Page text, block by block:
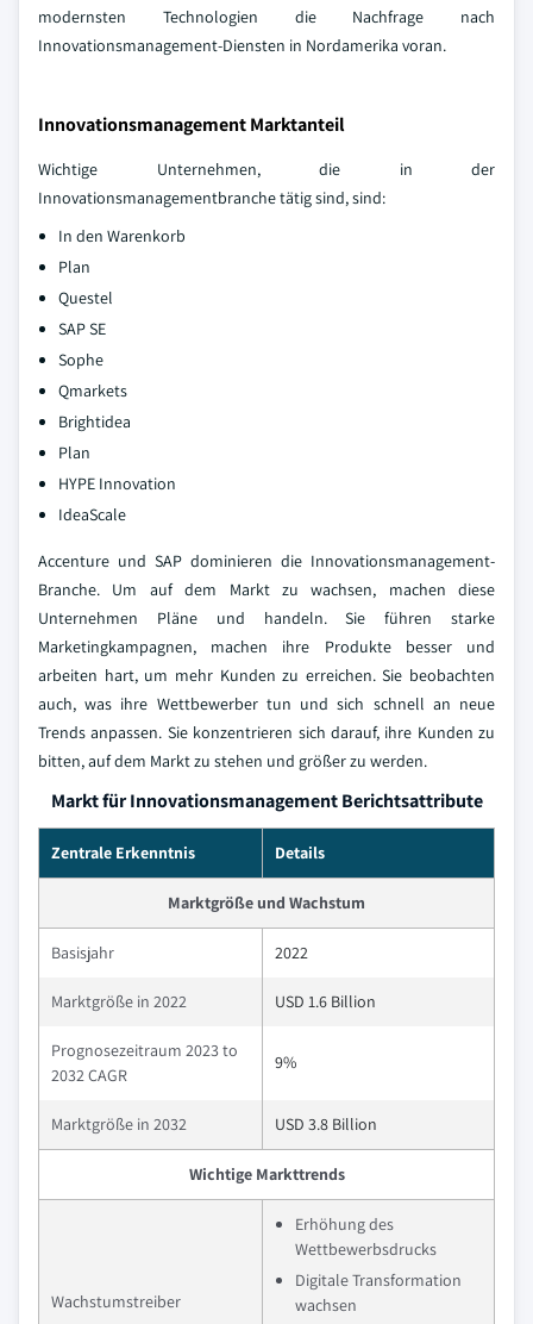
modernsten Technologien die Nachfrage nach
Innovationsmanagement-Diensten in Nordamerika voran.
Innovationsmanagement Marktanteil
Wichtige Unternehmen, die in der
Innovationsmanagementbranche tätig sind, sind:
In den Warenkorb
Plan
Questel
SAP SE
Sophe
Qmarkets
Brightidea
Plan
HYPE Innovation
IdeaScale
Accenture und SAP dominieren die Innovationsmanagement-
Branche. Um auf dem Markt zu wachsen, machen diese
Unternehmen Pläne und handeln. Sie führen starke
Marketingkampagnen, machen ihre Produkte besser und
arbeiten hart, um mehr Kunden zu erreichen. Sie beobachten
auch, was ihre Wettbewerber tun und sich schnell an neue
Trends anpassen. Sie konzentrieren sich darauf, ihre Kunden zu
bitten, auf dem Markt zu stehen und größer zu werden.
Markt für Innovationsmanagement Berichtsattribute
Zentrale Erkenntnis Details
Marktgröße und Wachstum
Basisjahr 2022
Marktgröße in 2022 USD 1.6 Billion
Prognosezeitraum 2023 to
2032 CAGR
9%
Marktgröße in 2032 USD 3.8 Billion
Wichtige Markttrends
Wachstumstreiber
Erhöhung des
Wettbewerbsdrucks
Digitale Transformation
wachsen